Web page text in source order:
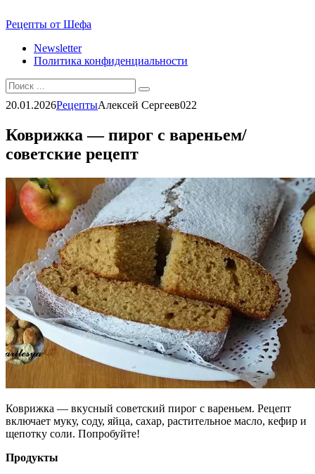
Перейти
контенту
Рецепты от Шефа
Newsletter
Политика конфиденциальности
Search
for:
20.01.2026РецептыАлексей Сергеев022
Коврижка — пирог с вареньем/
советские рецепт
Коврижка — вкусный советский пирог с вареньем. Рецепт
включает муку, соду, яйца, сахар, растительное масло, кефир и
щепотку соли. Попробуйте!
Продукты